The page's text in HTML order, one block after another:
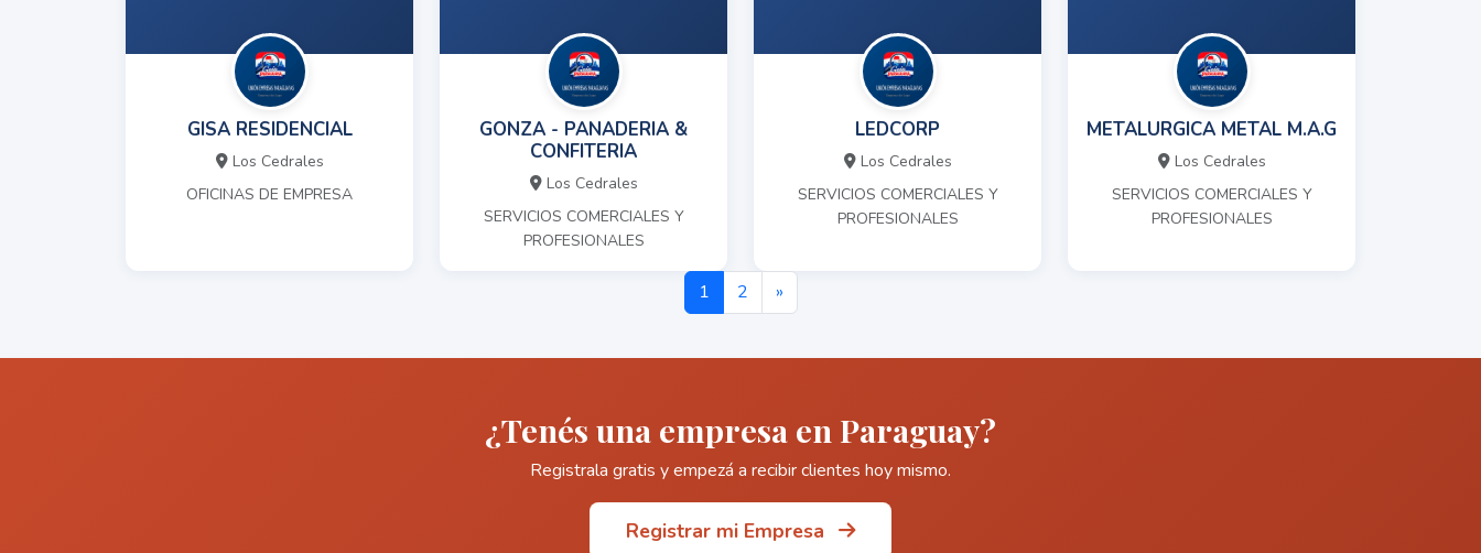
GISA RESIDENCIAL
Los Cedrales
OFICINAS DE EMPRESA
GONZA - PANADERIA &
CONFITERIA
Los Cedrales
SERVICIOS COMERCIALES Y
PROFESIONALES
LEDCORP
Los Cedrales
SERVICIOS COMERCIALES Y
PROFESIONALES
METALURGICA METAL M.A.G
Los Cedrales
SERVICIOS COMERCIALES Y
PROFESIONALES
1 2 »
¿Tenés una empresa en Paraguay?
Registrala gratis y empezá a recibir clientes hoy mismo.
Registrar mi Empresa